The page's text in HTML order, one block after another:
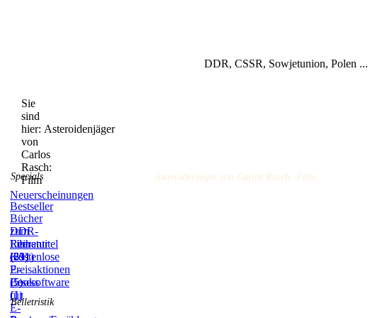
Specials
Neuerscheinungen
Bestseller
Bücher
zum
Film
(59)
DDR-
Literatur
(831)
Reihentitel
(21)
Kostenlose
E-
Books
(1)
Preisaktionen
(5)
Lesesoftware
für
E-
Belletristik
DDR, CSSR, Sowjetunion, Polen ...
Sie
sind
hier: Asteroidenjäger
von
Carlos
Rasch:
Film
Asteroidenjäger von Carlos Rasch: Film